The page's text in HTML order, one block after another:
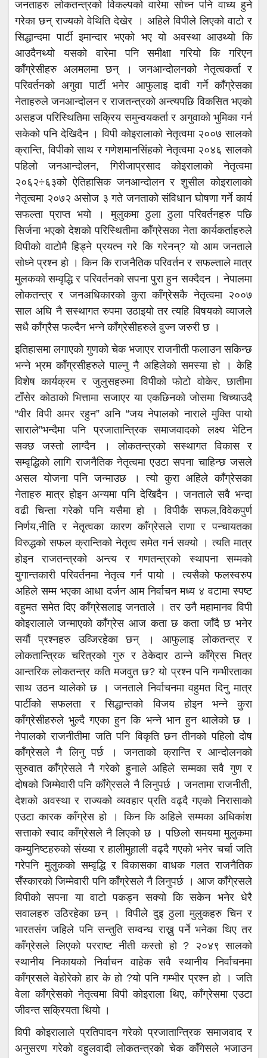
जनताहरु लोकतन्त्रको विकल्पको वारेमा सोच्न पनि वाध्य हुने
गरेका छन् राज्यको वेथिति देखेर । अहिले विपीले लिएको वाटो र
सिद्धान्दमा पार्टी इमान्दार भएको भए यो अवस्था आउथ्यो कि
आउदैनथ्यो यसको वारेमा पनि समीक्षा गरियो कि गरिएन
काँग्रेसीहरु अलमलमा छन् । जनआन्दोलनको नेतृत्वकर्ता र
परिवर्तनको अगुवा पार्टी भनेर आफुलाइ दावी गर्ने काँग्रेसका
नेताहरुले जनआन्दोलन र राजतन्त्रको अन्त्यपछि विकसित भएको
असहज परिस्थितिमा सक्रिय समुन्वयकर्ता र अगुवाको भुमिका गर्न
सकेको पनि देखिदैन । विपी कोइरालाको नेतृत्वमा २००७ सालको
क्रान्ति, विपीको साथ र गणेशमानसिंहको नेतृत्वमा २०४६ सालको
पहिलो जनआन्दोलन, गिरीजाप्रसाद कोइरालाको नेतृत्वमा
२०६२÷६३को ऐतिहासिक जनआन्दोलन र शुसील कोइरालाको
नेतृत्वमा २०७२ असोज ३ गते जनताको संविधान घोषणा गर्ने कार्य
सफल्ता प्राप्त भयो । मुलुकमा ठुला ठुला परिवर्तनहरु पछि
सिर्जना भएको देशको परिस्थितीमा काँग्रेसका नेता कार्यकर्ताहरुले
विपीको वाटोमै हिड्ने प्रयत्न गरे कि गरेनन्? यो आम जनताले
सोध्ने प्रश्न हो । किन कि राजनैतिक परिवर्तन र सफल्ताले मात्र
मुलकको सम्वृद्धि र परिवर्तनको सपना पुरा हुन सक्दैदन । नेपालमा
लोकतन्त्र र जनअधिकारको कुरा काँग्रेसकै नेतृत्वमा २००७
साल अघि नै सस्थागत रुपमा उठाइयो तर त्यहि विषयको व्याजले
सधै काँग्रैस फल्दैन भन्ने काँग्रेसीहरुले वुज्न जरुरी छ ।
इतिहासमा लगाएको गुणको चेक भजाएर राजनीती फलाउन सकिन्छ
भन्ने भ्रम काँग्रसीहरुले पाल्नु नै अहिलेको समस्या हो । केहि
विशेष कार्यक्रम र जुलुसहरुमा विपीको फोटो वोकेर, छातीमा
टाँसेर कोठाको भित्तामा सजाएर या एकछिनको जोसमा चिच्याउदै
“वीर विपी अमर रहुन” अनि “जय नेपालको नाराले मुक्ति पायो
साराले”भन्दैमा पनि प्रजातान्त्रिक समाजवादको लक्ष्य भेटिन
सक्छ जस्तो लाग्दैन । लोकतन्त्रको सस्थागत विकास र
सम्वृद्धिको लागि राजनैतिक नेतृत्वमा एउटा सपना चाहिन्छ जसले
असल योजना पनि जन्माउछ । त्यो कुरा अहिले काँग्रेसका
नेताहरु मात्र होइन अन्यमा पनि देखिदैन । जनताले सवै भन्दा
वढी चिन्ता गरेको पनि यसैमा हो । विपीकै सफल,विवेकपुर्ण
निर्णय,नीति र नेतृत्वका कारण काँग्रेसले राणा र पन्चायतका
विरुद्धको सफल क्रान्तिको नेतृत्व समेत गर्न सक्यो । त्यति मात्र
होइन राजतन्त्रको अन्त्य र गणतन्त्रको स्थापना सम्मको
युगान्तकारी परिवर्तनमा नेतृत्व गर्न पायो । त्यसैको फलस्वरुप
अहिले सम्म भएका आधा दर्जन आम निर्वाचन मध्य ४ वटामा स्पष्ट
वहुमत समेत दिए काँग्रेसलाइ जनताले । तर उनै महामानव विपी
कोइरालाले जन्माएको काँग्रेस आज कता छ कता जाँदै छ भनेर
सयौं प्रश्नहरु उव्जिरहेका छन् । आफुलाइ लोकतन्त्र र
लोकतान्त्रिक चरित्रको गुरु र ठेकेदार ठान्ने काँगे्रस भित्र
आन्तरिक लोकतन्त्र कति मजवुत छ? यो प्रश्न पनि गम्भीरताका
साथ उठन थालेको छ । जनताले निर्वाचनमा वहुमत दिनु मात्र
पार्टीको सफलता र सिद्धान्तको विजय होइन भन्ने कुरा
काँग्रेसीहरुले भुल्दै गएका हुन कि भन्ने भान हुन थालेको छ ।
नेपालको राजनीतीमा जति पनि विकृति छन तीनको पहिलो दोष
काँग्रेसले नै लिनु पर्छ । जनताको क्रान्ति र आन्दोलनको
सुरुवात काँग्रेसले नै गरेको हुनाले अहिले सम्मका सवै गुण र
दोषको जिम्मेवारी पनि काँगे्रसले नै लिनुपर्छ । जनतामा राजनीती,
देशको अवस्था र राज्यको व्यवहार प्रति वढ्दै गएको निरासाको
एउटा कारक काँग्रेस हो । किन कि अहिले सम्मका अधिकांश
सत्ताको स्वाद काँग्रेसले नै लिएको छ । पछिलो समयमा मुलुकमा
कम्युनिष्टहरुको संख्या र हालीमुहाली वढ्दै गएको भनेर चर्चा जति
गरेपनि मुलुकको सम्वृद्धि र विकासका वाधक गलत राजनैतिक
सँस्कारको जिम्मेवारी पनि काँग्रेसले नै लिनुपर्छ । आज काँगे्रसले
विपीको सपना या वाटो पकड्न सक्यो कि सकेन भनेर धेरै
सवालहरु उठिरहेका छन् । विपीले दुइ ठुला मुलुकहरु चिन र
भारतसंग जहिले पनि सन्तुति सम्वन्ध राख्नु पर्ने भनेका थिए तर
काँग्रेसले लिएको परराष्ट नीती कस्तो हो ? २०४९ सालको
स्थानीय निकायको निर्वाचन वाहेक सवै स्थानीय निर्वाचनमा
काँग्रसले वेहोरेको हार के हो ?यो पनि गम्भीर प्रश्न हो । जति
वेला काँग्रेसको नेतृत्वमा विपी कोइराला थिए, काँग्रेसमा एउटा
जीवन्त सक्रियता थियो ।
विपी कोइरालाले प्रतिपादन गरेको प्रजातान्त्रिक समाजवाद र
अनुसरण गरेको वहुलवादी लोकतन्त्रको चेक काँगेसले भजाउन